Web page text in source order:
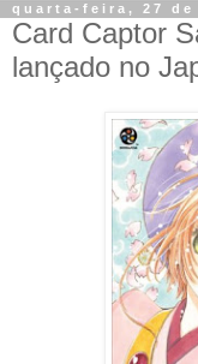
quarta-feira, 27 de
Card Captor
lançado no